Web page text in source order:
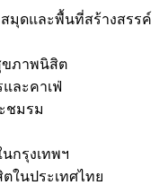
มุดและพื้นที่สร้างสรรค์
ขภาพนิสิต
ละคาเฟ่
ชมรม
กรุงเทพฯ
ในประเทศไทย